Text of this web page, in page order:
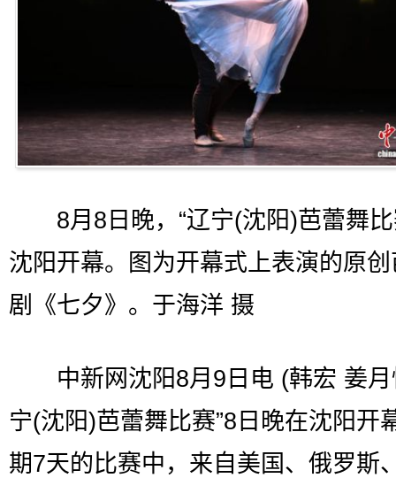
8月8日晚，“辽宁(沈阳)芭蕾舞比
沈阳开幕。图为开幕式上表演的原
剧《七夕》。于海洋 摄
中新网沈阳8月9日电 (韩宏 姜月
宁(沈阳)芭蕾舞比赛”8日晚在沈阳开
期7天的比赛中，来自美国、俄罗斯